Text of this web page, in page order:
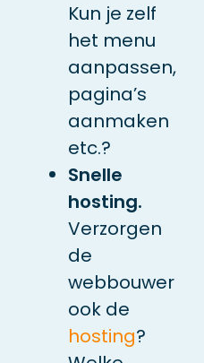
Kun je zelf
het menu
aanpassen,
pagina’s
aanmaken
etc.?
Snelle
hosting.
Verzorgen
de
webbouwer
ook de
hosting?